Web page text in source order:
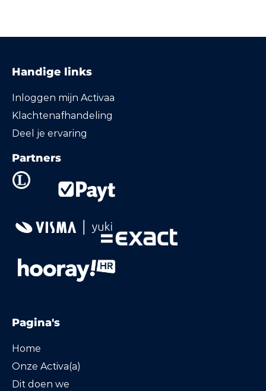
Handige links
Inloggen mijn Activaa
Klachtenafhandeling
Deel je ervaring
Partners
Pagina's
Home
Onze Activa(a)
Dit doen we